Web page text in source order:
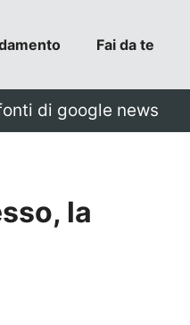
Fai da te
di google news
la